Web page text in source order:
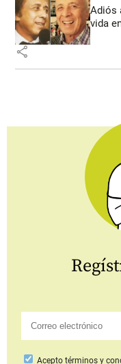
Adiós
vida
share
Aceptotérminos y